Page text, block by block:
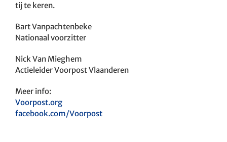
tij te keren.
Bart Vanpachtenbeke
Nationaal voorzitter
Nick Van Mieghem
Actieleider Voorpost Vlaanderen
Meer info:
Voorpost.org
facebook.com/Voorpost